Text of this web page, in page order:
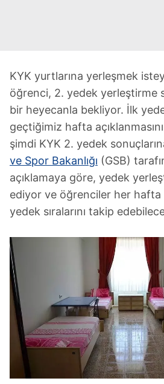
KYK yurtlarına yerleşmek
öğrenci, 2. yedek yerleştirme
bir heyecanla bekliyor. İlk
geçtiğimiz hafta
şimdi KYK 2. yedek
ve Spor Bakanlığı (GSB)
açıklamaya göre, yedek
ediyor ve öğrenciler her hafta
yedek sıralarını takip